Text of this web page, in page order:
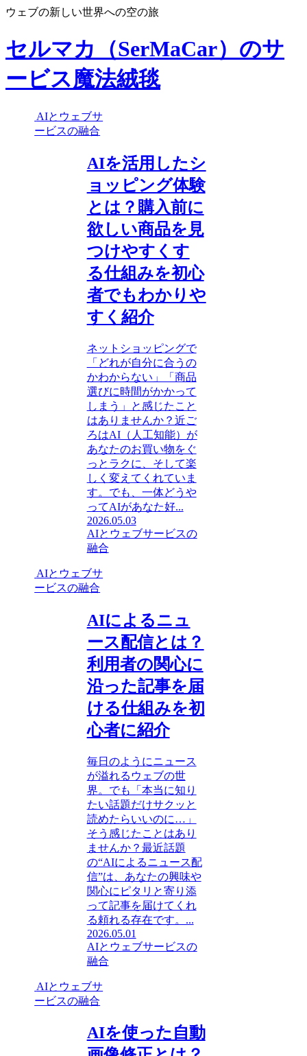
ウェブの新しい世界への空の旅
セルマカ（SerMaCar）のサ
ービス魔法絨毯
AIとウェブサ
ービスの融合
AIを活用したシ
ョッピング体験
とは？購入前に
欲しい商品を見
つけやすくす
る仕組みを初心
者でもわかりや
すく紹介
ネットショッピングで
「どれが自分に合うの
かわからない」「商品
選びに時間がかかって
しまう」と感じたこと
はありませんか？近ご
ろはAI（人工知能）が
あなたのお買い物をぐ
っとラクに、そして楽
しく変えてくれていま
す。でも、一体どうや
ってAIがあなた好...
2026.05.03
AIとウェブサービスの
融合
AIとウェブサ
ービスの融合
AIによるニュ
ース配信とは？
利用者の関心に
沿った記事を届
ける仕組みを初
心者に紹介
毎日のようにニュース
が溢れるウェブの世
界。でも「本当に知り
たい話題だけサクッと
読めたらいいのに…」
そう感じたことはあり
ませんか？最近話題
の“AIによるニュース配
信”は、あなたの興味や
関心にピタリと寄り添
って記事を届けてくれ
る頼れる存在です。...
2026.05.01
AIとウェブサービスの
融合
AIとウェブサ
ービスの融合
AIを使った自動